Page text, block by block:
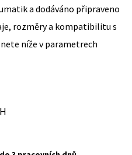
a dodáváno připraveno
rozměry a kompatibilitu s
níže v parametrech